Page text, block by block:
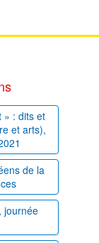
» : dits et
et arts),
de la
journée